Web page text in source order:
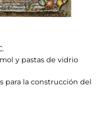
y pastas de vidrio
para la construcción del